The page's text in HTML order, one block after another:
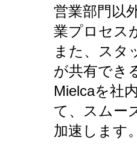
営業部門以
業プロセス
また、スタ
が共有でき
Mielcaを社
て、スムー
加速します